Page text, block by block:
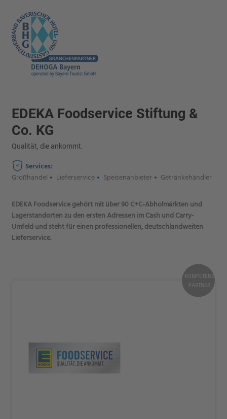
KOMPETENZ
PARTNER
EDEKA Foodservice Stiftung &
Co. KG
Qualität, die ankommt.
Services:
Großhandel
Lieferservice Speisenanbieter Getränkehändler
EDEKA Foodservice gehört mit über 90 C+C-Abholmärkten und
Lagerstandorten zu den ersten Adressen im Cash und Carry-
Umfeld und steht für einen professionellen, deutschlandweiten
Lieferservice.